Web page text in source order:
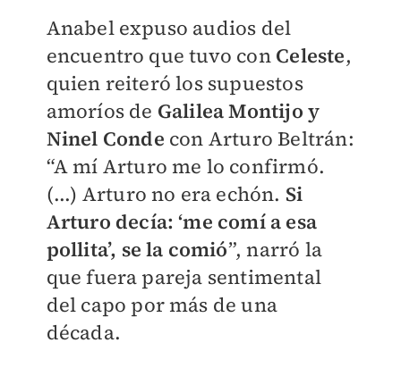
Anabel expuso audios del
encuentro que tuvo con Celeste,
quien reiteró los supuestos
amoríos de Galilea Montijo y
Ninel Conde con Arturo Beltrán:
“A mí Arturo me lo confirmó.
(...) Arturo no era echón. Si
Arturo decía: ‘me comí a esa
pollita’, se la comió”, narró la
que fuera pareja sentimental
del capo por más de una
década.